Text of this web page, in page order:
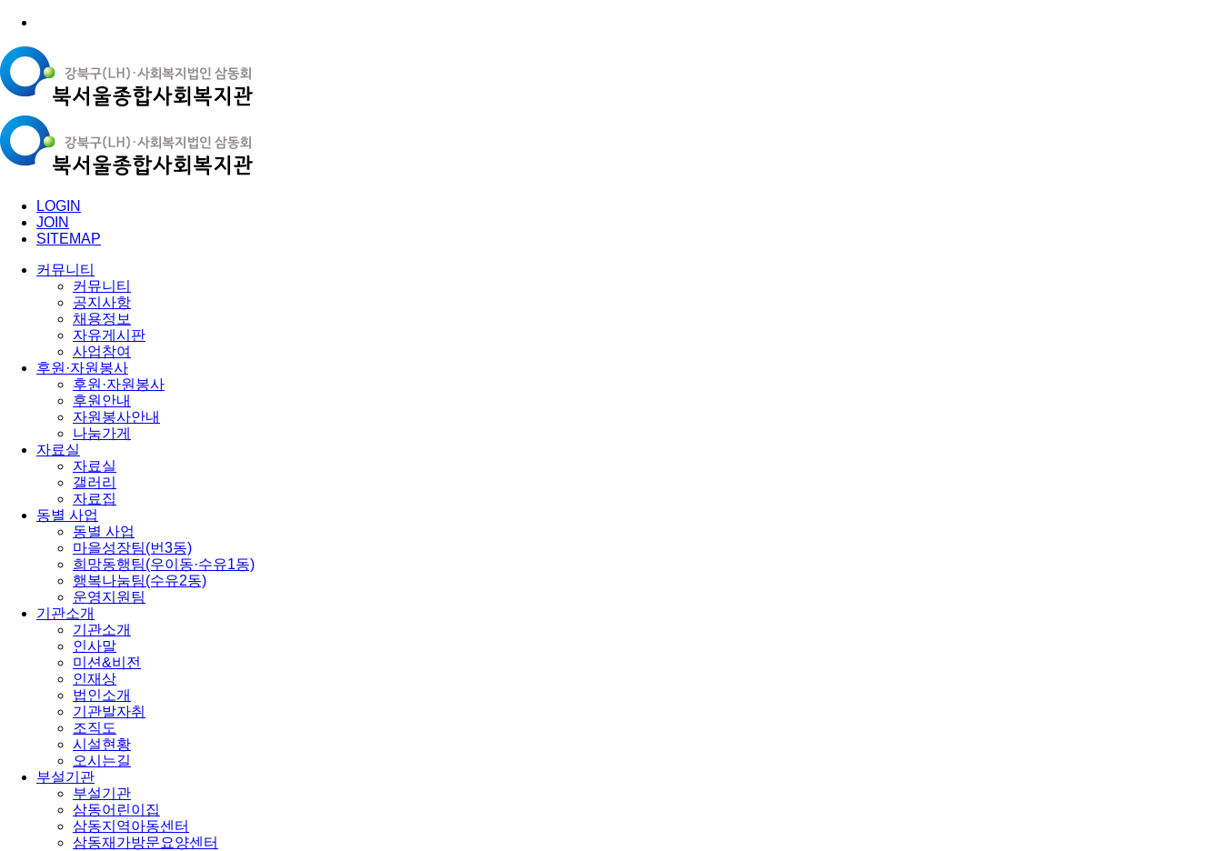
LOGIN
JOIN
SITEMAP
커뮤니티
커뮤니티
공지사항
채용정보
자유게시판
사업참여
후원·자원봉사
후원·자원봉사
후원안내
자원봉사안내
나눔가게
자료실
자료실
갤러리
자료집
동별 사업
동별 사업
마을성장팀(번3동)
희망동행팀(우이동·수유1동)
행복나눔팀(수유2동)
운영지원팀
기관소개
기관소개
인사말
미션&비전
인재상
법인소개
기관발자취
조직도
시설현황
오시는길
부설기관
부설기관
삼동어린이집
삼동지역아동센터
삼동재가방문요양센터